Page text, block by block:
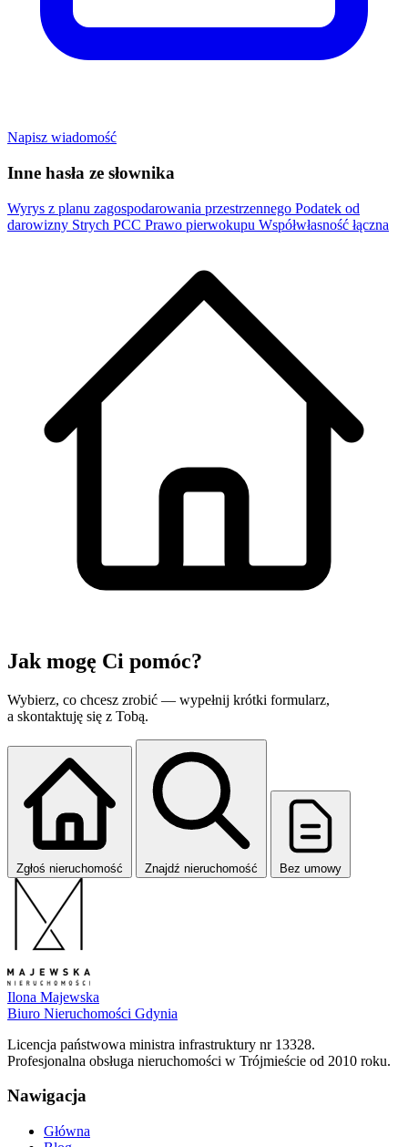
Napisz wiadomość
Inne hasła ze słownika
Wyrys z planu zagospodarowania przestrzennego Podatek od
darowizny Strych PCC Prawo pierwokupu Współwłasność łączna
Jak mogę Ci pomóc?
Wybierz, co chcesz zrobić — wypełnij krótki formularz,
a skontaktuję się z Tobą.
Zgłoś nieruchomość Znajdź nieruchomość Bez umowy
Ilona Majewska
Biuro Nieruchomości Gdynia
Licencja państwowa ministra infrastruktury nr 13328.
Profesjonalna obsługa nieruchomości w Trójmieście od 2010 roku.
Nawigacja
Główna